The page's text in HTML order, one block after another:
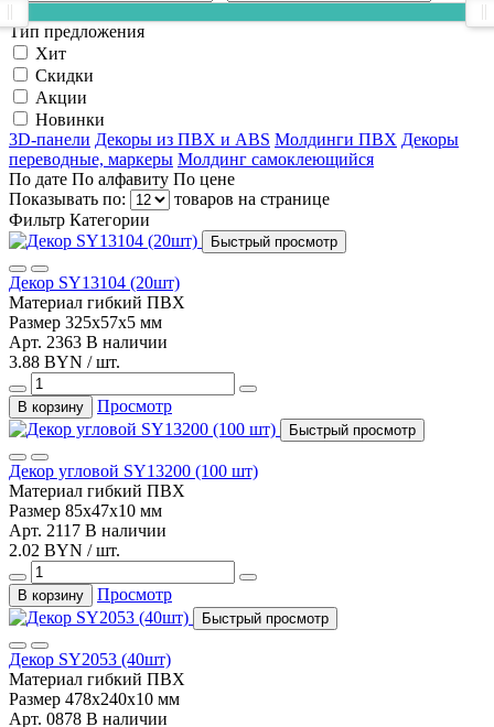
Тип предложения
Хит
Скидки
Акции
Новинки
3D-панели Декоры из ПВХ и ABS Молдинги ПВХ Декоры
переводные, маркеры Молдинг самоклеющийся
По дате По алфавиту По цене
Показывать по:
товаров на странице
Фильтр Категории
Быстрый просмотр
Декор SY13104 (20шт)
Материал гибкий ПВХ
Размер 325х57х5 мм
Арт. 2363 В наличии
3.88 BYN / шт.
В корзину Просмотр
Быстрый просмотр
Декор угловой SY13200 (100 шт)
Материал гибкий ПВХ
Размер 85х47х10 мм
Арт. 2117 В наличии
2.02 BYN / шт.
В корзину Просмотр
Быстрый просмотр
Декор SY2053 (40шт)
Материал гибкий ПВХ
Размер 478х240х10 мм
Арт. 0878 В наличии